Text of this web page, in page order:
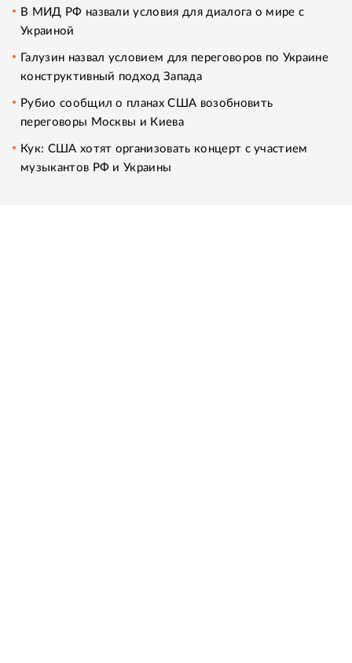
В МИД РФ назвали условия для диалога о мире с
Украиной
Галузин назвал условием для переговоров по Украине
конструктивный подход Запада
Рубио сообщил о планах США возобновить
переговоры Москвы и Киева
Кук: США хотят организовать концерт с участием
музыкантов РФ и Украины